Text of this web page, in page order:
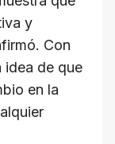
y
Con
idea de que
en la